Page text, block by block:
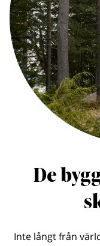
De
Inte långt från